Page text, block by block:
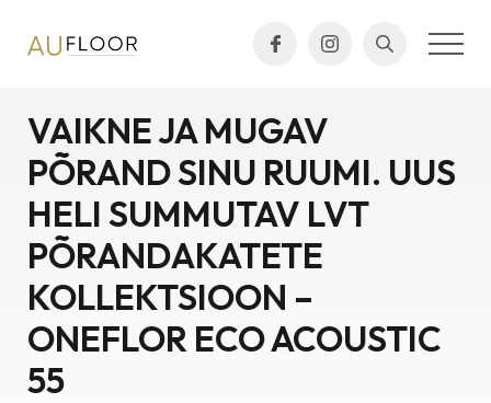
VAIKNE JA MUGAV
PÕRAND SINU RUUMI. UUS
HELI SUMMUTAV LVT
PÕRANDAKATETE
KOLLEKTSIOON –
ONEFLOR ECO ACOUSTIC
55